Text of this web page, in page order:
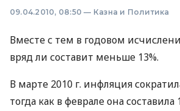
09.04.2010, 08:50 — Казна и Политика
Вместе с тем в годовом
вряд ли составит меньше 13%.
В марте 2010 г. инфляция
тогда как в феврале она составила